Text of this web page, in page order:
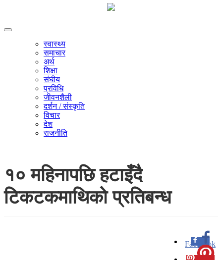
स्वास्थ्य
समाचार
अर्थ
शिक्षा
संघीय
प्रविधि
जीवनशैली
दर्शन / संस्कृति
विचार
देश
राजनीति
१० महिनापछि हटाइँदै
टिकटकमाथिको प्रतिबन्ध
Facebook
0